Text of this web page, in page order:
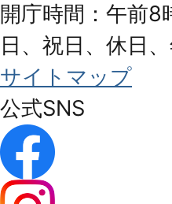
開庁時間：午前
日、祝日、休日
サイトマップ
公式SNS